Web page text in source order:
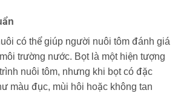
có thể giúp người nuôi tôm đánh giá
trường nước. Bọt là một hiện tượng
nuôi tôm, nhưng khi bọt có đặc
màu đục, mùi hôi hoặc không tan